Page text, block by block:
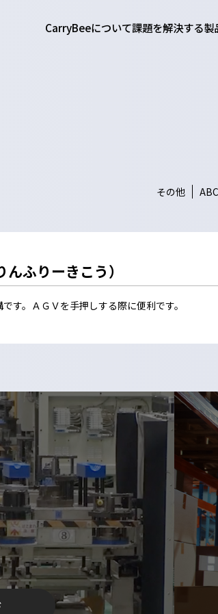
CarryBeeについて課題を解決する製
その他 ABC
ふりーきこう）
す。ＡＧＶを手押しする際に便利です。